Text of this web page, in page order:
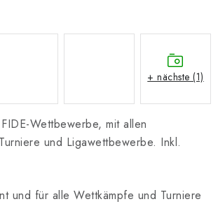
Wettbewerbe, mit allen
und Ligawettbewerbe. Inkl.
und für alle Wettkämpfe und Turniere
+ nächste (1)